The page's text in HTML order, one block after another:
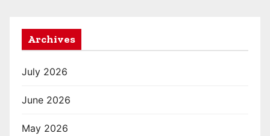
Archives
July 2026
June 2026
May 2026